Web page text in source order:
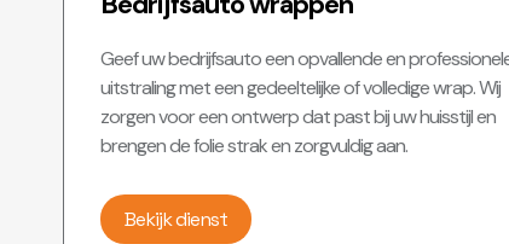
Geef uw bedrijfsauto een opvallende en
uitstraling met een gedeeltelijke of volledige wrap. Wij
zorgen voor een ontwerp dat past bij uw huisstijl en
brengen de folie strak en zorgvuldig aan.
Bekijk dienst